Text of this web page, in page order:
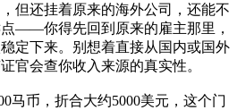
但还挂着原来的海外公司，还能不
——你得先回到原来的雇主那里，
定下来。别想着直接从国内或国外
官会查你收入来源的真实性。
马币，折合大约5000美元，这个门